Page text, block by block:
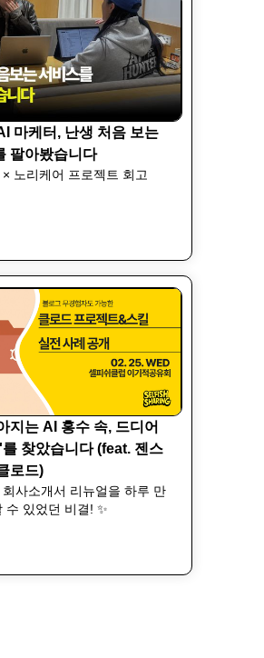
마케터, 난생 처음 보는
팔아봤습니다
노리케어 프로젝트 회고
지는 AI 홍수 속, 드디어
찾았습니다 (feat. 젠스
로드)
회사소개서 리뉴얼을 하루 만
수 있었던 비결! ✨